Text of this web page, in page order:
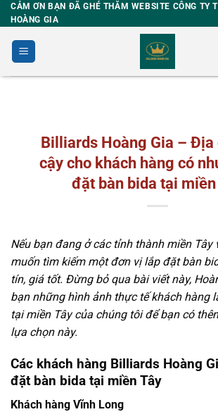
Skip
to
content
CẢM ƠN BẠN ĐÃ GHÉ THĂM WEBSITE CÔNG TY
HOÀNG GIA
Billiards Hoàng Gia –
cậy cho khách hàng có
đặt bàn bida tại miền
Nếu bạn đang ở các tỉnh thành miền Tây
muốn tìm kiếm một đơn vị lắp đặt bàn
tín, giá tốt. Đừng bỏ qua bài viết này,
bạn những hình ảnh thực tế khách hàng
tại miền Tây của chúng tôi để bạn có
lựa chọn này.
Các khách hàng Billiards Hoàng
đặt bàn bida tại miền Tây
Khách hàng Vĩnh Long